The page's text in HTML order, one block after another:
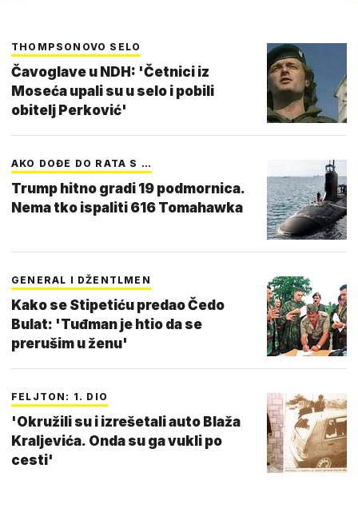
THOMPSONOVO SELO
Čavoglave u NDH: 'Četnici iz
Moseća upali su u selo i pobili
obitelj Perković'
AKO DOĐE DO RATA S …
Trump hitno gradi 19 podmornica.
Nema tko ispaliti 616 Tomahawka
GENERAL I DŽENTLMEN
Kako se Stipetiću predao Čedo
Bulat: 'Tuđman je htio da se
prerušim u ženu'
FELJTON: 1. DIO
'Okružili su i izrešetali auto Blaža
Kraljevića. Onda su ga vukli po
cesti'